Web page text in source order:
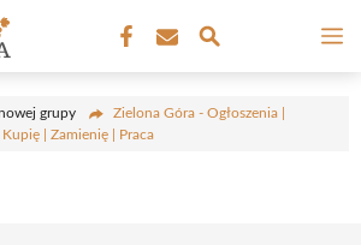
grupy
Zielona Góra - Ogłoszenia |
| Zamienię | Praca